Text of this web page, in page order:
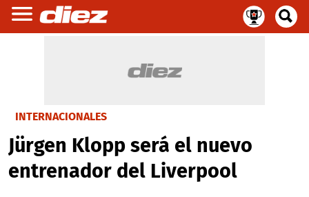
INTERNACIONALES
Jürgen Klopp será el nuevo
entrenador del Liverpool